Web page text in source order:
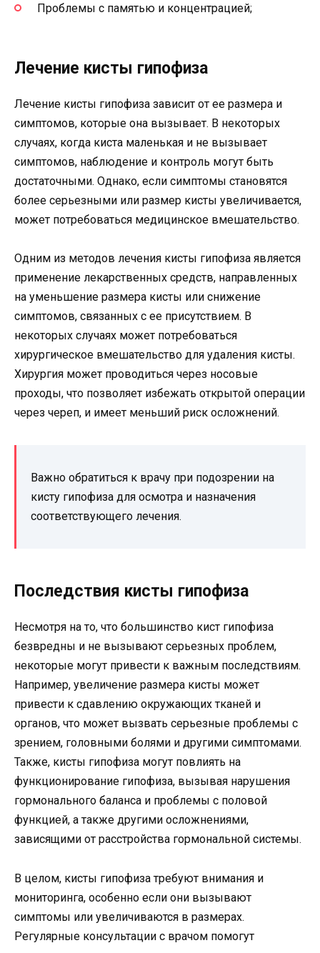
Проблемы с памятью и концентрацией;
Лечение кисты гипофиза
Лечение кисты гипофиза зависит от ее размера и
симптомов, которые она вызывает. В некоторых
случаях, когда киста маленькая и не вызывает
симптомов, наблюдение и контроль могут быть
достаточными. Однако, если симптомы становятся
более серьезными или размер кисты увеличивается,
может потребоваться медицинское вмешательство.
Одним из методов лечения кисты гипофиза является
применение лекарственных средств, направленных
на уменьшение размера кисты или снижение
симптомов, связанных с ее присутствием. В
некоторых случаях может потребоваться
хирургическое вмешательство для удаления кисты.
Хирургия может проводиться через носовые
проходы, что позволяет избежать открытой операции
через череп, и имеет меньший риск осложнений.
Важно обратиться к врачу при подозрении на
кисту гипофиза для осмотра и назначения
соответствующего лечения.
Последствия кисты гипофиза
Несмотря на то, что большинство кист гипофиза
безвредны и не вызывают серьезных проблем,
некоторые могут привести к важным последствиям.
Например, увеличение размера кисты может
привести к сдавлению окружающих тканей и
органов, что может вызвать серьезные проблемы с
зрением, головными болями и другими симптомами.
Также, кисты гипофиза могут повлиять на
функционирование гипофиза, вызывая нарушения
гормонального баланса и проблемы с половой
функцией, а также другими осложнениями,
зависящими от расстройства гормональной системы.
В целом, кисты гипофиза требуют внимания и
мониторинга, особенно если они вызывают
симптомы или увеличиваются в размерах.
Регулярные консультации с врачом помогут